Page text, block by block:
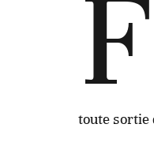
F
toute sortie